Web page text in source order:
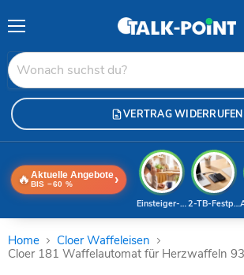
VERTRAG WIDERRUFEN
🔥 Aktuelle Angebote
BIS −60 % ›
2-TB-
Einsteiger-Handy
Home
Cloer Waffeleisen
Cloer 181 Waffelautomat für Herzwaffeln